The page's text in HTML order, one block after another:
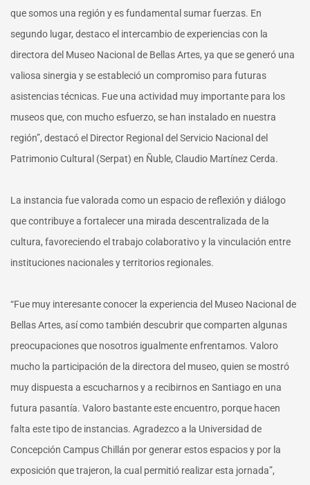
que somos una región y es fundamental sumar fuerzas. En
segundo lugar, destaco el intercambio de experiencias con la
directora del Museo Nacional de Bellas Artes, ya que se generó una
valiosa sinergia y se estableció un compromiso para futuras
asistencias técnicas. Fue una actividad muy importante para los
museos que, con mucho esfuerzo, se han instalado en nuestra
región”, destacó el Director Regional del Servicio Nacional del
Patrimonio Cultural (Serpat) en Ñuble, Claudio Martínez Cerda.
La instancia fue valorada como un espacio de reflexión y diálogo
que contribuye a fortalecer una mirada descentralizada de la
cultura, favoreciendo el trabajo colaborativo y la vinculación entre
instituciones nacionales y territorios regionales.
“Fue muy interesante conocer la experiencia del Museo Nacional de
Bellas Artes, así como también descubrir que comparten algunas
preocupaciones que nosotros igualmente enfrentamos. Valoro
mucho la participación de la directora del museo, quien se mostró
muy dispuesta a escucharnos y a recibirnos en Santiago en una
futura pasantía. Valoro bastante este encuentro, porque hacen
falta este tipo de instancias. Agradezco a la Universidad de
Concepción Campus Chillán por generar estos espacios y por la
exposición que trajeron, la cual permitió realizar esta jornada”,